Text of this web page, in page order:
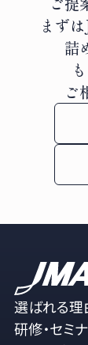
まず
詰
ご
選ばれる理
研修・セミ